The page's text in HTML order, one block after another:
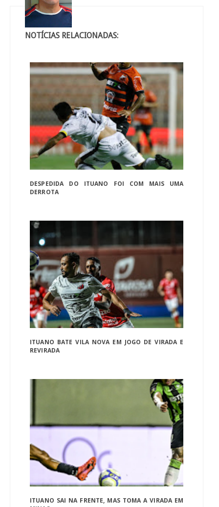
NOTÍCIAS RELACIONADAS:
DESPEDIDA DO ITUANO FOI COM MAIS UMA
DERROTA
ITUANO BATE VILA NOVA EM JOGO DE VIRADA E
REVIRADA
ITUANO SAI NA FRENTE, MAS TOMA A VIRADA EM